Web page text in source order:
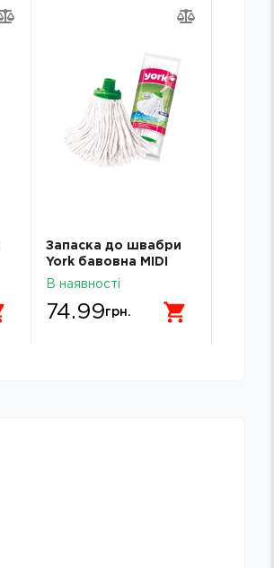
Запаска до швабри
York бавовна MIDI
120г 073030
В наявності
74.99грн.